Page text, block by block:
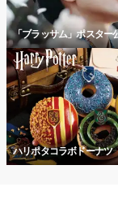
「ブラッサム」ポスター
ハリポタコラボドーナツ